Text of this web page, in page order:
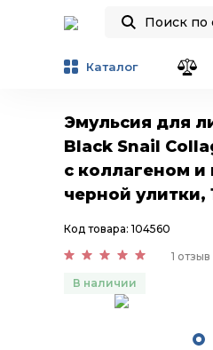
Каталог
Эмульсия для
Black Snail
с коллагеном
черной улитки,
1 отзыв
Код товара: 104560
В наличии